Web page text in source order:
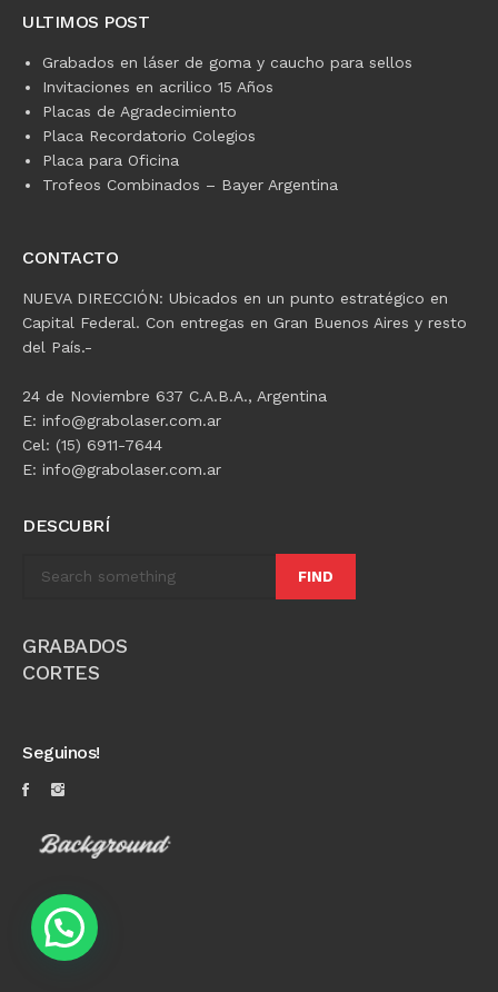
ULTIMOS POST
Grabados en láser de goma y caucho para sellos
Invitaciones en acrilico 15 Años
Placas de Agradecimiento
Placa Recordatorio Colegios
Placa para Oficina
Trofeos Combinados – Bayer Argentina
CONTACTO
NUEVA DIRECCIÓN: Ubicados en un punto estratégico en
Capital Federal. Con entregas en Gran Buenos Aires y resto
del País.-
24 de Noviembre 637 C.A.B.A., Argentina
E: info@grabolaser.com.ar
Cel: (15) 6911-7644
E: info@grabolaser.com.ar
DESCUBRÍ
FIND
GRABADOS
CORTES
Seguinos!